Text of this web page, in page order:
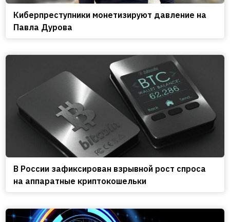
Киберпреступники монетизируют давление на
Павла Дурова
В России зафиксирован взрывной рост спроса
на аппаратные криптокошельки